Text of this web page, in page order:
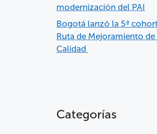
modernización del PAI
Bogotá lanzó la 5ª
Ruta de Mejoramiento de
Calidad
Categorías